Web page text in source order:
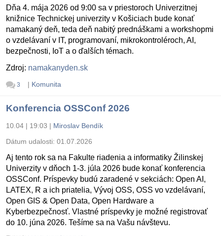
Dňa 4. mája 2026 od 9:00 sa v priestoroch Univerzitnej
knižnice Technickej univerzity v Košiciach bude konať
namakaný deň, teda deň nabitý prednáškami a workshopmi
o vzdelávaní v IT, programovaní, mikrokontroléroch, AI,
bezpečnosti, IoT a o ďalších témach.
Zdroj: namakanyden.sk
3 | Komunita
Konferencia OSSConf 2026
10.04 | 19:03 | Miroslav Bendík
Dátum udalosti: 01.07.2026
Aj tento rok sa na Fakulte riadenia a informatiky Žilinskej
Univerzity v dňoch 1-3. júla 2026 bude konať konferencia
OSSConf. Príspevky budú zaradené v sekciách: Open AI,
LATEX, R a ich priatelia, Vývoj OSS, OSS vo vzdelávaní,
Open GIS & Open Data, Open Hardware a
Kyberbezpečnosť. Vlastné príspevky je možné registrovať
do 10. júna 2026. Tešíme sa na Vašu návštevu.